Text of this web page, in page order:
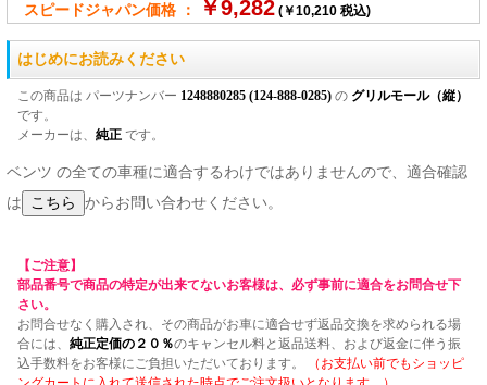
スピードジャパン価格 ： ￥9,282 (￥10,210 税込)
はじめにお読みください
この商品は パーツナンバー 1248880285 (124-888-0285) の グリルモール（縦）
です。
メーカーは、 純正 です。
ベンツ の全ての車種に適合するわけではありませんので、適合確認
は
からお問い合わせください。
【ご注意】
部品番号で商品の特定が出来てないお客様は、必ず事前に適合をお問合せ下
さい。
お問合せなく購入され、その商品がお車に適合せず返品交換を求められる場
合には、 純正定価の２０％のキャンセル料と返品送料、および返金に伴う振
込手数料をお客様にご負担いただいております。
（お支払い前でもショッピ